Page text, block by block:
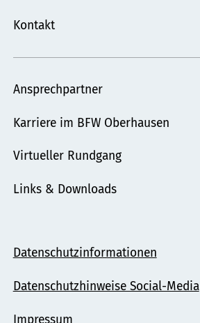
Kontakt
Ansprechpartner
Karriere im BFW Oberhausen
Virtueller Rundgang
Links & Downloads
Datenschutzinformationen
Datenschutzhinweise Social-Media
Impressum